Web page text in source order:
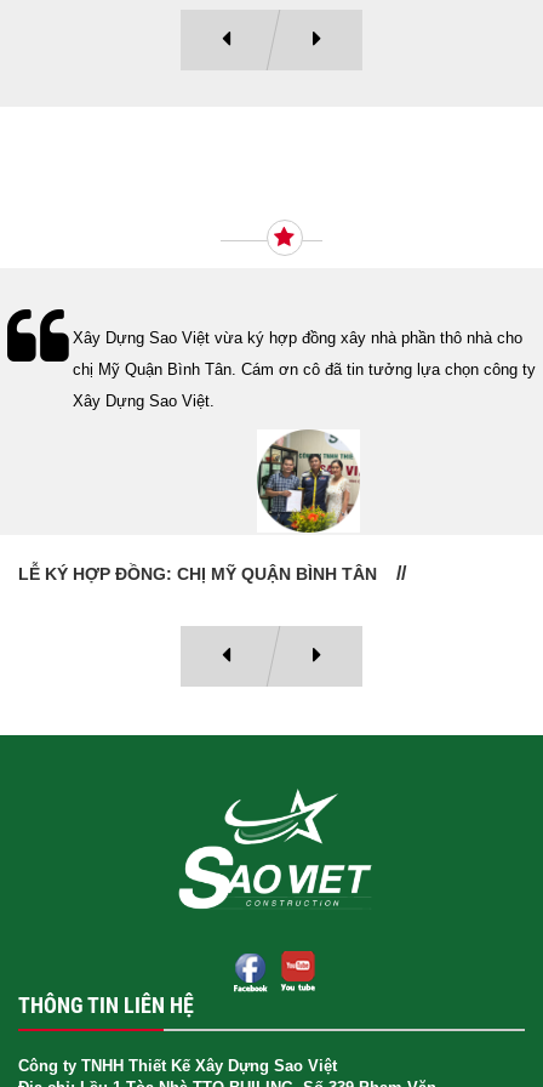
Lễ bàn giao nhà cho gia đình Cô Vân quận 11. Cám ơn anh Tính
đã tin tưởng, lựa chọn công ty Xây Dựng Sao Việt.
LỄ BÀN GIAO NHÀ: CÔ VÂN QUẬN 11
THÔNG TIN LIÊN HỆ
Công ty TNHH Thiết Kế Xây Dựng Sao Việt